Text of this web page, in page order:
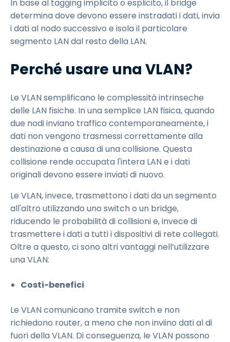
In base al tagging implicito o esplicito, il bridge
determina dove devono essere instradati i dati, invia
i dati al nodo successivo e isola il particolare
segmento LAN dal resto della LAN.
Perché usare una VLAN?
Le VLAN semplificano le complessità intrinseche
delle LAN fisiche. In una semplice LAN fisica, quando
due nodi inviano traffico contemporaneamente, i
dati non vengono trasmessi correttamente alla
destinazione a causa di una collisione. Questa
collisione rende occupata l'intera LAN e i dati
originali devono essere inviati di nuovo.
Le VLAN, invece, trasmettono i dati da un segmento
all'altro utilizzando uno switch o un bridge,
riducendo le probabilità di collisioni e, invece di
trasmettere i dati a tutti i dispositivi di rete collegati.
Oltre a questo, ci sono altri vantaggi nell’utilizzare
una VLAN:
Costi-benefici
Le VLAN comunicano tramite switch e non
richiedono router, a meno che non inviino dati al di
fuori della VLAN. Di conseguenza, le VLAN possono